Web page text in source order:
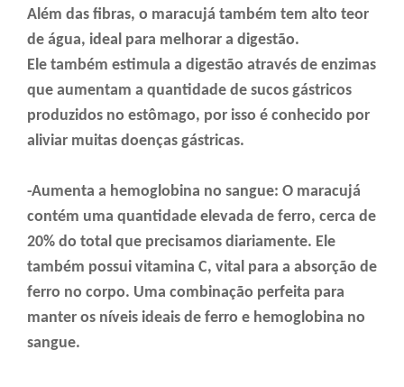
Além das fibras, o maracujá também tem alto teor
de água, ideal para melhorar a digestão.
Ele também estimula a digestão através de enzimas
que aumentam a quantidade de sucos gástricos
produzidos no estômago, por isso é conhecido por
aliviar muitas doenças gástricas.
-Aumenta a hemoglobina no sangue: O maracujá
contém uma quantidade elevada de ferro, cerca de
20% do total que precisamos diariamente. Ele
também possui vitamina C, vital para a absorção de
ferro no corpo. Uma combinação perfeita para
manter os níveis ideais de ferro e hemoglobina no
sangue.